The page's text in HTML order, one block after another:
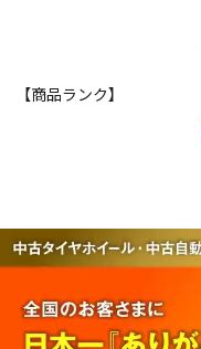
【商品ランク】